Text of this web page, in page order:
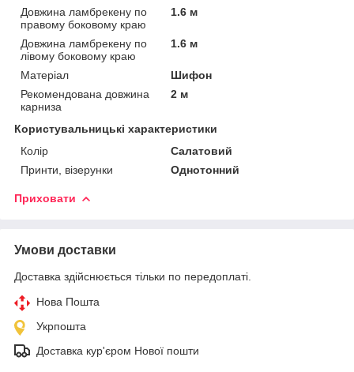
Довжина ламбрекену по
правому боковому краю
1.6 м
Довжина ламбрекену по
лівому боковому краю
1.6 м
Матеріал
Шифон
Рекомендована довжина
карниза
2 м
Користувальницькі характеристики
Колір
Салатовий
Принти, візерунки
Однотонний
Приховати
Умови доставки
Доставка здійснюється тільки по передоплаті.
Нова Пошта
Укрпошта
Доставка кур'єром Нової пошти